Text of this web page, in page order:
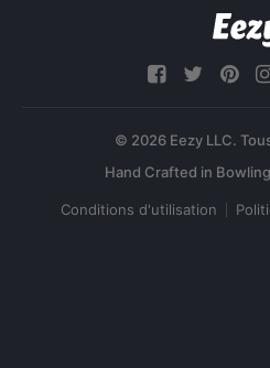
© 2026 Eezy LLC.
Conditions d'utilisation